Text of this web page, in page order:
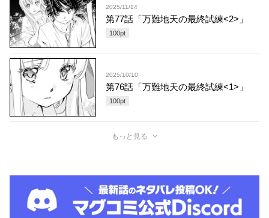
2025/11/14
第77話「万難地天の最終試練<2>」
100pt
2025/10/10
第76話「万難地天の最終試練<1>」
100pt
もっと見る